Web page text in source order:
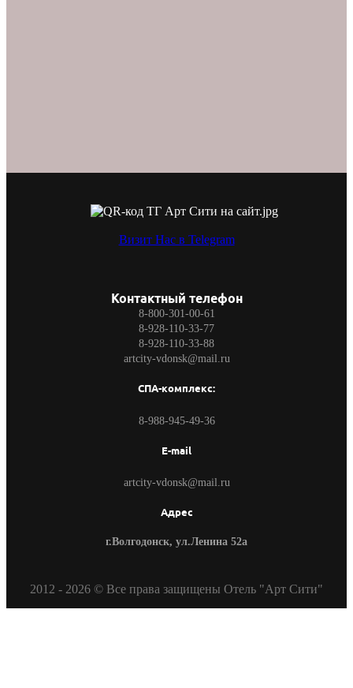
Визит Нас в Telegram
Контактный телефон
8-800-301-00-61
8-928-110-33-77
8-928-110-33-88
artcity-vdonsk@mail.ru
СПА-комплекс:
8-988-945-49-36
E-mail
artcity-vdonsk@mail.ru
Адрес
г.Волгодонск, ул.Ленина 52а
2012 - 2026 © Все права защищены Отель "Арт Сити"